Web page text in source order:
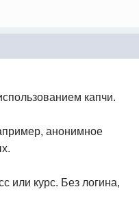
капчи.
анонимное
или курс. Без логина,